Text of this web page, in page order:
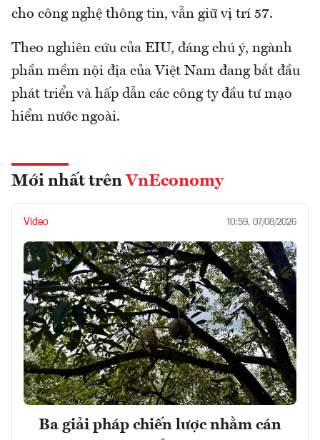
cho công nghệ thông tin, vẫn giữ vị trí 57.
Theo nghiên cứu của EIU, đáng chú ý, ngành
phần mềm nội địa của Việt Nam đang bắt đầu
phát triển và hấp dẫn các công ty đầu tư mạo
hiểm nước ngoài.
Mới nhất trên VnEconomy
Video 10:59, 07/08/2026
Ba giải pháp chiến lược nhằm cán